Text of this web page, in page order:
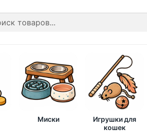
Миски
Игрушки для
кошек